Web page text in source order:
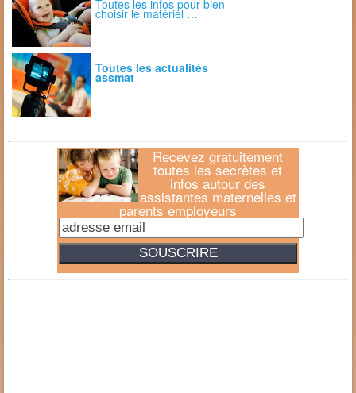
Toutes les infos pour bien
choisir le matériel …
Toutes les actualités
assmat
Recevez gratuitement
toutes les secrètes et
infos autour des
assistantes maternelles et
parents employeurs